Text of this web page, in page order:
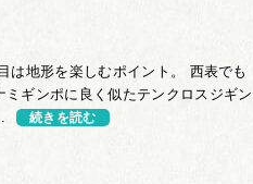
は地形を楽しむポイント。 西表でも
ギンポに良く似たテンクロスジギン
続きを読む